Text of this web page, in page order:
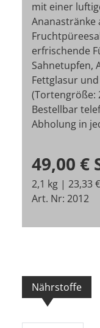
mit einer
Ananastränke
erfrischende
Sahnetupfen,
Fettglasur
(Tortengröße:
Bestellbar
Abholung in
49,00 €
2,1 kg | 23,33
Art. Nr: 2012
Nährstoffe